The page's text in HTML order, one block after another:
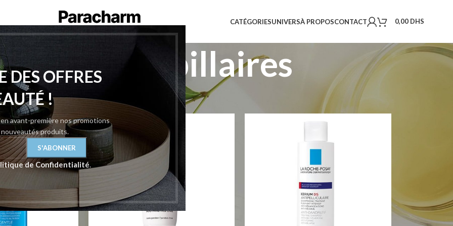
DES OFFRES
!
avant-première nos promotions
produits.
de Confidentialité.
CATÉGORIESUNIVERSÀ PROPOSCONTACT 0,00 DHS
posay capillaires
/ La roche-posay capillaires Afficher 9 12